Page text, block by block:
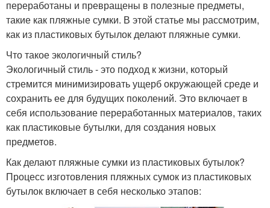
переработаны и превращены в полезные предметы,
такие как пляжные сумки. В этой статье мы рассмотрим,
как из пластиковых бутылок делают пляжные сумки.
Что такое экологичный стиль?
Экологичный стиль - это подход к жизни, который
стремится минимизировать ущерб окружающей среде и
сохранить ее для будущих поколений. Это включает в
себя использование переработанных материалов, таких
как пластиковые бутылки, для создания новых
предметов.
Как делают пляжные сумки из пластиковых бутылок?
Процесс изготовления пляжных сумок из пластиковых
бутылок включает в себя несколько этапов: